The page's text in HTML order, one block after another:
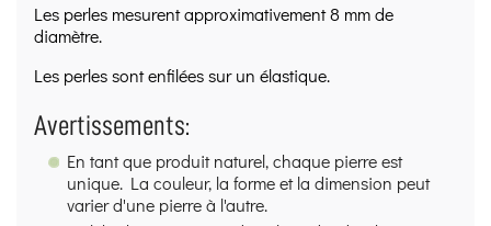
Les perles mesurent approximativement 8 mm de
diamètre.
Les perles sont enfilées sur un élastique.
Avertissements:
En tant que produit naturel, chaque pierre est
unique. La couleur, la forme et la dimension peut
varier d'une pierre à l'autre.